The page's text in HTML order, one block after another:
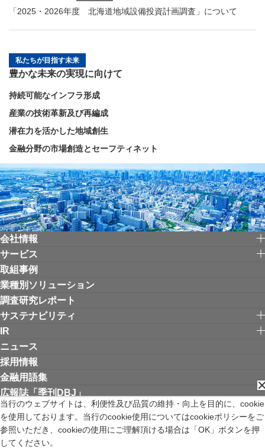
当行のウェブサイトは、利便性及び品質の維持・向上を目的に、cookie
を使用しております。当行のcookie使用についてはcookieポリシーをご
参照いただき、cookieの使用にご理解頂ける場合は「OK」ボタンを押
してください。
「2025・2026年度 北海道地域設備投資計画調査」について
私たちが目指す未来
豊かな未来の実現に向けて
持続可能なインフラ形成
産業の技術革新及び再編成
潜在力を活かした地域創生
金融分野の市場創造とセーフティネット
会社情報
サービス
取組事例
業種別ソリューション
調査研究レポート
サステナビリティ
IR
ニュース
採用情報
金融用語集
広報誌「季刊DBJ」
リンク集 お問い合わせ サイトご利用にあたって 個人情報保護方針
ウェブアクセシビリティ方針